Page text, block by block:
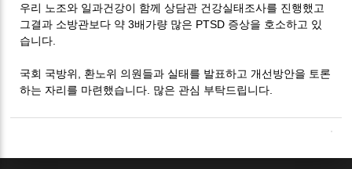
우리 노조와 일과건강이 함께 상담관 건강실태조사를 진행했고
그결과 소방관보다 약 3배가량 많은 PTSD 증상을 호소하고 있
습니다.
국회 국방위, 환노위 의원들과 실태를 발표하고 개선방안을 토론
하는 자리를 마련했습니다. 많은 관심 부탁드립니다.